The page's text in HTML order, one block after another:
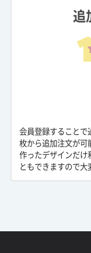
追
会員登録することで
枚から追加注文が可
作ったデザインだけ
ともできますので大